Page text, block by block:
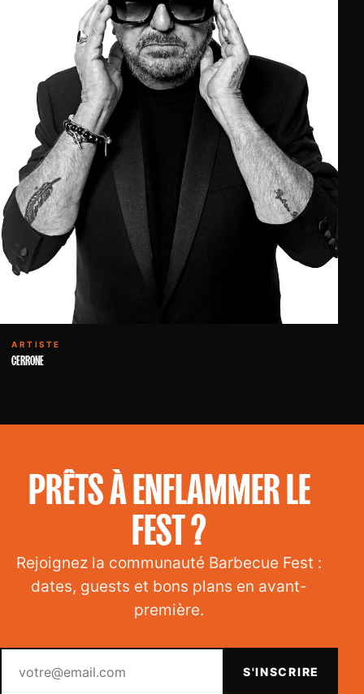
ARTISTE
CERRONE
PRÊTS À ENFLAMMER LE
FEST ?
Rejoignez la communauté Barbecue Fest :
dates, guests et bons plans en avant-
première.
S'INSCRIRE